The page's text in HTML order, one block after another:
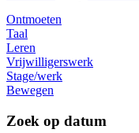
Ontmoeten
Taal
Leren
Vrijwilligerswerk
Stage/werk
Bewegen
Zoek op datum